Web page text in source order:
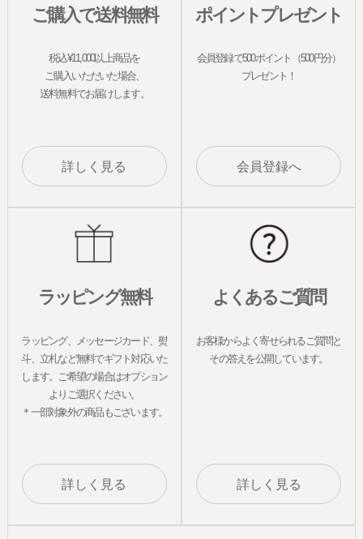
ご購入で送料無料
税込¥11,000以上商品を
ご購入いただいた場合、
送料無料でお届けします。
詳しく見る
ポイントプレゼント
会員登録で500ポイント（500円分）
プレゼント！
会員登録へ
ラッピング無料
ラッピング、メッセージカード、熨
斗、立札など無料でギフト対応いた
します。ご希望の場合はオプション
よりご選択ください。
＊一部対象外の商品もございます。
詳しく見る
よくあるご質問
お客様からよく寄せられるご質問と
その答えを公開しています。
詳しく見る